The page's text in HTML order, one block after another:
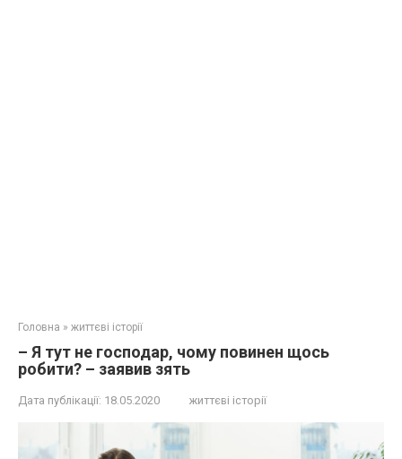
Головна » життєві історії
– Я тут не господар, чому повинен щось
робити? – заявив зять
Дата публікації: 18.05.2020 життєві історії